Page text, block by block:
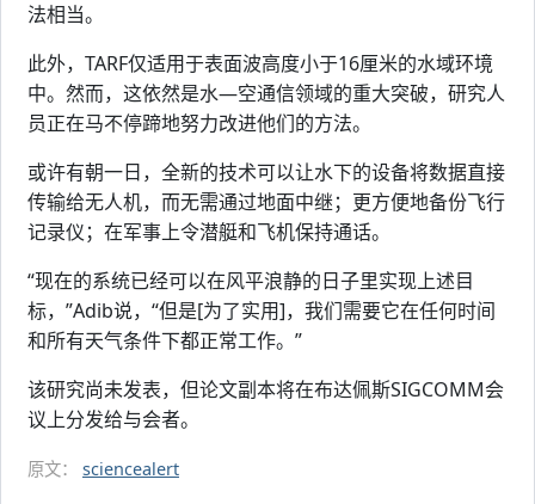
法相当。
此外，TARF仅适用于表面波高度小于16厘米的水域环境
中。然而，这依然是水—空通信领域的重大突破，研究人
员正在马不停蹄地努力改进他们的方法。
或许有朝一日，全新的技术可以让水下的设备将数据直接
传输给无人机，而无需通过地面中继；更方便地备份飞行
记录仪；在军事上令潜艇和飞机保持通话。
“现在的系统已经可以在风平浪静的日子里实现上述目
标，”Adib说，“但是[为了实用]，我们需要它在任何时间
和所有天气条件下都正常工作。”
该研究尚未发表，但论文副本将在布达佩斯SIGCOMM会
议上分发给与会者。
原文： sciencealert